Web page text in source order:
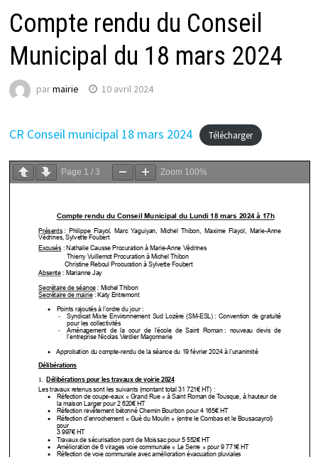
Compte rendu du Conseil
Municipal du 18 mars 2024
parmairie 10 avril 2024
CR Conseil municipal 18 mars 2024 Télécharger
Page 1 / 3 Zoom 100%